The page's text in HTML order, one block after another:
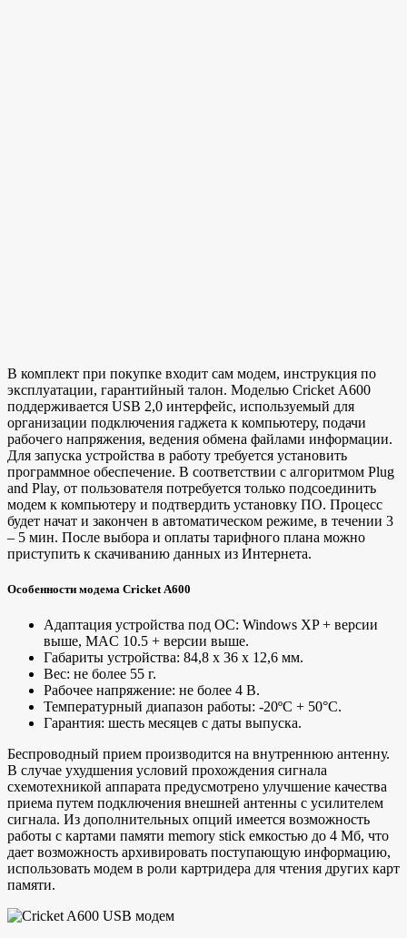
В комплект при покупке входит сам модем, инструкция по
эксплуатации, гарантийный талон. Моделью Cricket A600
поддерживается USB 2,0 интерфейс, используемый для
организации подключения гаджета к компьютеру, подачи
рабочего напряжения, ведения обмена файлами информации.
Для запуска устройства в работу требуется установить
программное обеспечение. В соответствии с алгоритмом Plug
and Play, от пользователя потребуется только подсоединить
модем к компьютеру и подтвердить установку ПО. Процесс
будет начат и закончен в автоматическом режиме, в течении 3
– 5 мин. После выбора и оплаты тарифного плана можно
приступить к скачиванию данных из Интернета.
Особенности модема Cricket A600
Адаптация устройства под ОС: Windows XP + версии
выше, MAC 10.5 + версии выше.
Габариты устройства: 84,8 х 36 х 12,6 мм.
Вес: не более 55 г.
Рабочее напряжение: не более 4 В.
Температурный диапазон работы: -20ºС + 50°С.
Гарантия: шесть месяцев с даты выпуска.
Беспроводный прием производится на внутреннюю антенну.
В случае ухудшения условий прохождения сигнала
схемотехникой аппарата предусмотрено улучшение качества
приема путем подключения внешней антенны с усилителем
сигнала. Из дополнительных опций имеется возможность
работы с картами памяти memory stick емкостью до 4 Мб, что
дает возможность архивировать поступающую информацию,
использовать модем в роли картридера для чтения других карт
памяти.